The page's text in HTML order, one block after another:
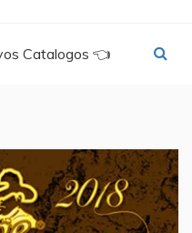
Catalogos 👈